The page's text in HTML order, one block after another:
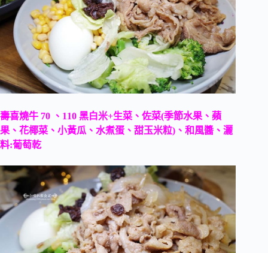
壽喜燒牛 70 、110 黑白米+生菜、佐菜(季節水果、蘋
果、花椰菜、小黃瓜、水煮蛋、甜玉米粒)、和風醬、灑
料:葡萄乾